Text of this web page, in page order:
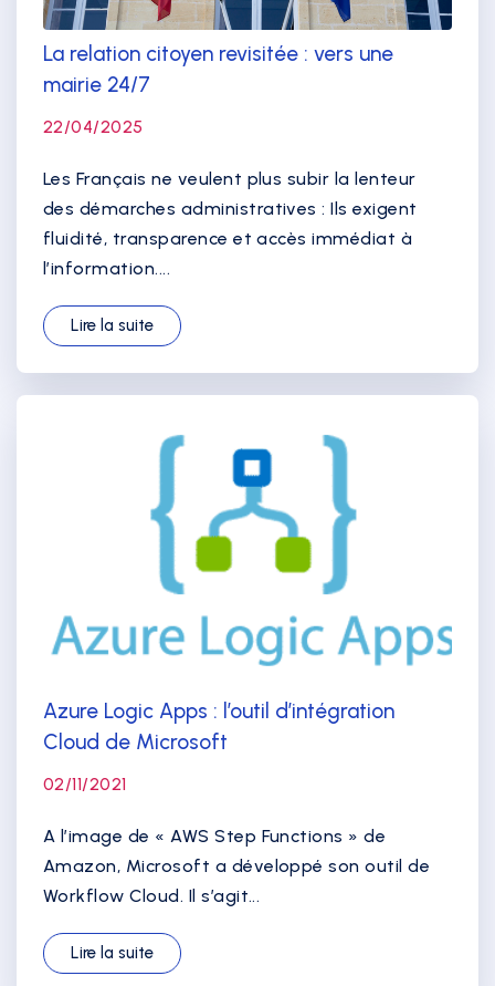
La relation citoyen revisitée : vers une
mairie 24/7
22/04/2025
Les Français ne veulent plus subir la lenteur
des démarches administratives : Ils exigent
fluidité, transparence et accès immédiat à
l’information....
Lire la suite
Azure Logic Apps : l’outil d’intégration
Cloud de Microsoft
02/11/2021
A l’image de « AWS Step Functions » de
Amazon, Microsoft a développé son outil de
Workflow Cloud. Il s’agit...
Lire la suite